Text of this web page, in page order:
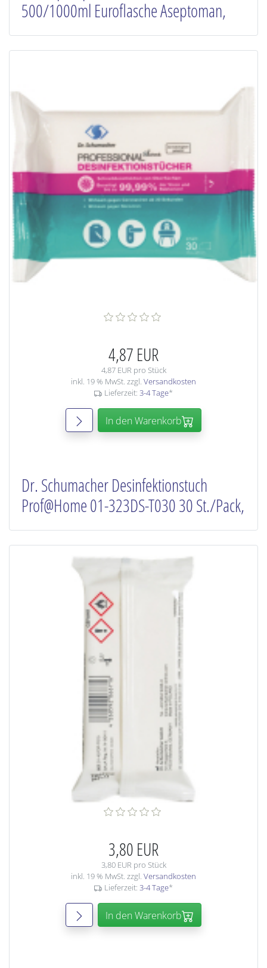
500/1000ml Euroflasche Aseptoman,
4,87 EUR
4,87 EUR pro Stück
inkl. 19 % MwSt. zzgl. Versandkosten
Lieferzeit: 3-4 Tage*
In den Warenkorb
Dr. Schumacher Desinfektionstuch
Prof@Home 01-323DS-T030 30 St./Pack,
3,80 EUR
3,80 EUR pro Stück
inkl. 19 % MwSt. zzgl. Versandkosten
Lieferzeit: 3-4 Tage*
In den Warenkorb